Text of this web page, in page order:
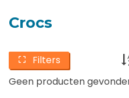
Crocs
Filters
Geen producten